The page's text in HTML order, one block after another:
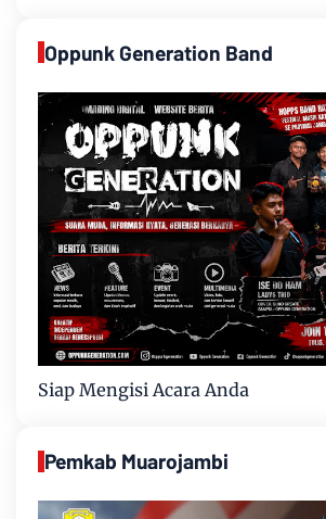
Oppunk Generation Band
Siap Mengisi Acara Anda
Pemkab Muarojambi